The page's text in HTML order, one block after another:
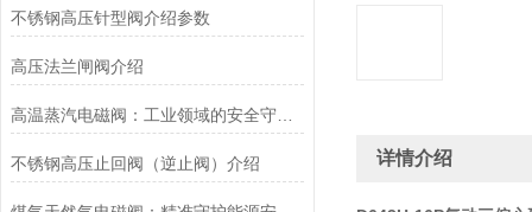
不锈钢高压针型阀介绍参数
高压法兰闸阀介绍
不锈钢高压止回阀（逆止阀）介绍 详情介绍